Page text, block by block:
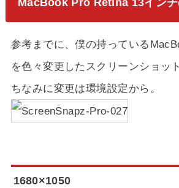
MacBook Pro Retina 13イン
参考までに、僕の持っている
を色々変更したスクリーンショッ
ちなみに変更は環境設定から。
1680×1050